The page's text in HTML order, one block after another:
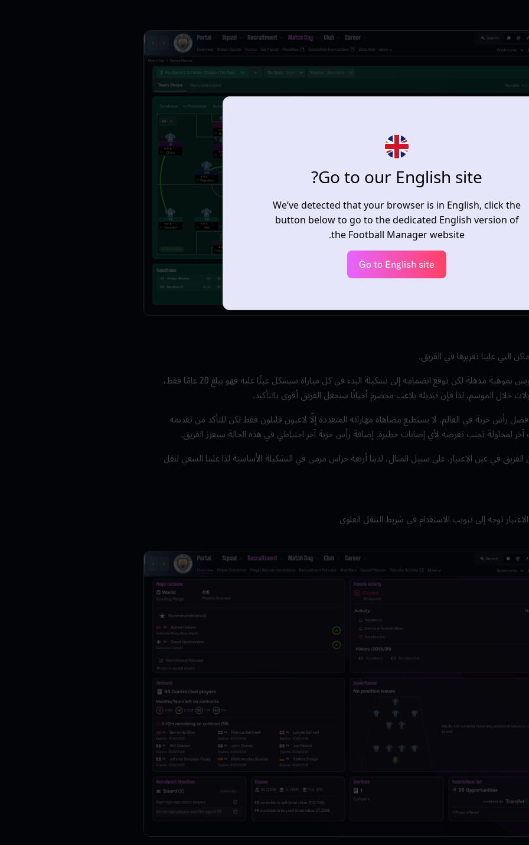
التي علينا تعزيزها في الفريق.
على سبيل المثال، يتمتع ريكو لويس بموهبة مذهلة لكن توقع انضمامه إلى تشكيلة البدء في كل مباراة سيشكل عبئًا عليه فهو يبلغ 20 عامًا فقط،
خلال الموسم. لذا فإن تبديله بلاعب مخضرم أحيانًا سيجعل الفريق أقوى بالتأكيد.
أفضل رأس حربة في العالم. لا يستطيع مضاهاة مهاراته المتعددة إلّا لاعبون قليلون فقط لكن للتأكد من تقديمه
آخر لمحاولة تجنب تعرضه لأي إصابات خطيرة. إضافة رأس حربة آخر احتياطي في هذه الحالة سيعزز الفريق.
في عين الاعتبار. على سبيل المثال، لدينا أربعة حراس مرمى في التشكيلة الأساسية لذا علينا السعي لنقل
توجه إلى تبويب الاستقدام في شريط التنقل العلوي
Go to our English site?
We’ve detected that your browser is in English, click the
button below to go to the dedicated English version of
the Football Manager website.
Go to English site